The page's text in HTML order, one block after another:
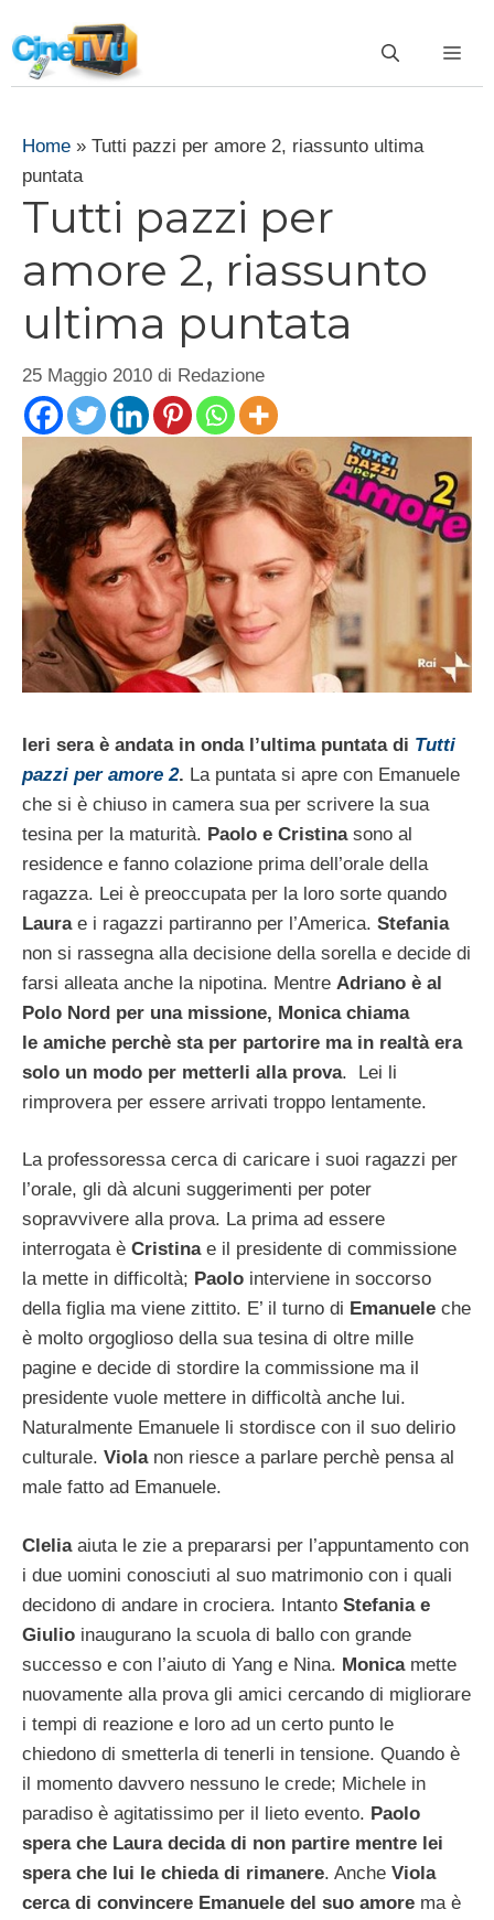
al
contenuto
Home » Tutti pazzi per amore 2, riassunto ultima
puntata
Tutti pazzi per
amore 2, riassunto
ultima puntata
25 Maggio 2010 di Redazione
Ieri sera è andata in onda l’ultima puntata di Tutti
pazzi per amore 2. La puntata si apre con Emanuele
che si è chiuso in camera sua per scrivere la sua
tesina per la maturità. Paolo e Cristinasono al
residence e fanno colazione prima dell’orale della
ragazza. Lei è preoccupata per la loro sorte quando
Laura e i ragazzi partiranno per l’America. Stefania
non si rassegna alla decisione della sorella e decide di
farsi alleata anche la nipotina. Mentre Adriano è al
Polo Nord per una missione, Monica chiama
le amiche perchè sta per partorire ma in realtà era
solo un modo per metterli alla prova. Lei li
rimprovera per essere arrivati troppo lentamente.
La professoressa cerca di caricare i suoi ragazzi per
l’orale, gli dà alcuni suggerimenti per poter
sopravvivere alla prova. La prima ad essere
interrogata è Cristinae il presidente di commissione
la mette in difficoltà; Paolo interviene in soccorso
della figlia ma viene zittito. E’ il turno di Emanuele che
è molto orgoglioso della sua tesina di oltre mille
pagine e decide di stordire la commissione ma il
presidente vuole mettere in difficoltà anche lui.
Naturalmente Emanuele li stordisce con il suo delirio
culturale. Viola non riesce a parlare perchè pensa al
male fatto ad Emanuele.
Cleliaaiuta le zie a prepararsi per l’appuntamento con
i due uomini conosciuti al suo matrimonio con i quali
decidono di andare in crociera. Intanto Stefania e
Giulio inaugurano la scuola di ballo con grande
successo e con l’aiuto di Yang e Nina. Monicamette
nuovamente alla prova gli amici cercando di migliorare
i tempi di reazione e loro ad un certo punto le
chiedono di smetterla di tenerli in tensione. Quando è
il momento davvero nessuno le crede; Michele in
paradiso è agitatissimo per il lieto evento. Paolo
spera che Laura decida di non partire mentre lei
spera che lui le chieda di rimanere. Anche Viola
cerca di convincere Emanuele del suo amore ma è